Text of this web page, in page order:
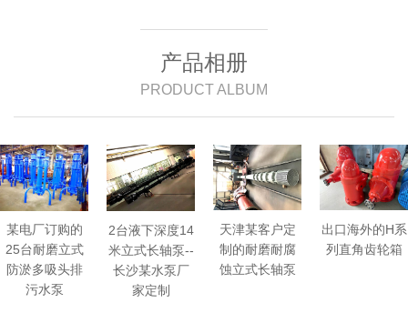
产品相册
PRODUCT ALBUM
某电厂订购的
25台耐磨立式
防淤多吸头排
污水泵
2台液下深度14
米立式长轴泵--
长沙某水泵厂
家定制
天津某客户定
制的耐磨耐腐
蚀立式长轴泵
出口海外的H系
列直角齿轮箱